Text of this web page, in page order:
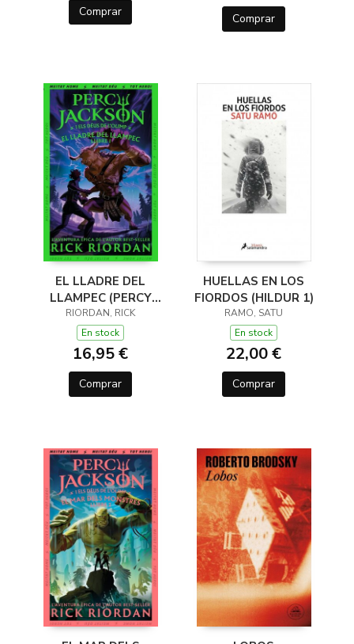
Comprar Comprar
EL LLADRE DEL
LLAMPEC (PERCY
JACKSON I ELS DÉUS
DE L'OLIMP 1)
RIORDAN, RICK
En stock
16,95 €
Comprar
HUELLAS EN LOS
FIORDOS (HILDUR 1)
RAMO, SATU
En stock
22,00 €
Comprar